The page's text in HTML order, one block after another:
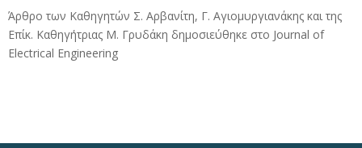
Άρθρο των Καθηγητών Σ. Αρβανίτη, Γ. Αγιομυργιανάκης και της
Επίκ. Καθηγήτριας Μ. Γρυδάκη δημοσιεύθηκε στο Journal of
Electrical Engineering